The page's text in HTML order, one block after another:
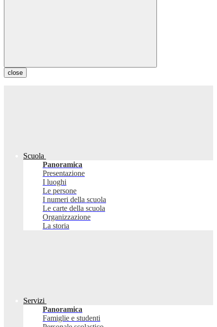
close
Scuola
Panoramica
Presentazione
I luoghi
Le persone
I numeri della scuola
Le carte della scuola
Organizzazione
La storia
Servizi
Panoramica
Famiglie e studenti